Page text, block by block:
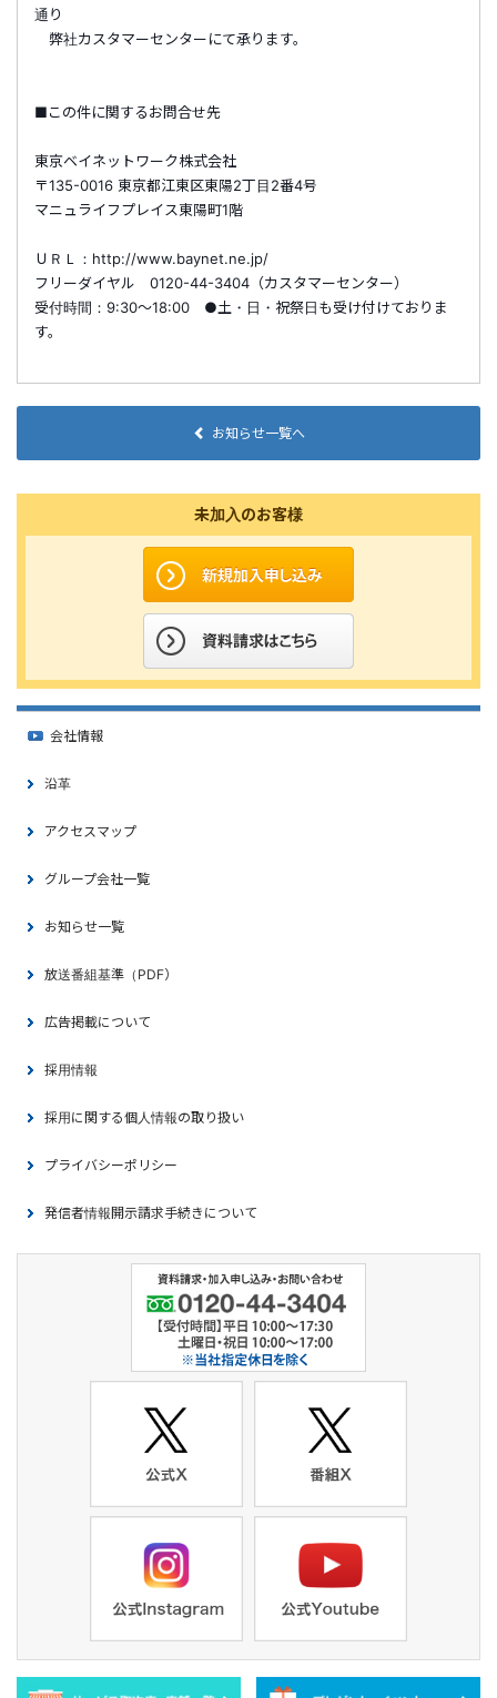
通り
弊社カスタマーセンターにて承ります。
■この件に関するお問合せ先
東京ベイネットワーク株式会社
〒135-0016 東京都江東区東陽2丁目2番4号
マニュライフプレイス東陽町1階
ＵＲＬ：http://www.baynet.ne.jp/
フリーダイヤル 0120-44-3404（カスタマーセンター）
受付時間：9:30〜18:00 ●土・日・祝祭日も受け付けておりま
す。
お知らせ一覧へ
未加入のお客様
会社情報
沿革
アクセスマップ
グループ会社一覧
お知らせ一覧
放送番組基準（PDF）
広告掲載について
採用情報
採用に関する個人情報の取り扱い
プライバシーポリシー
発信者情報開示請求手続きについて